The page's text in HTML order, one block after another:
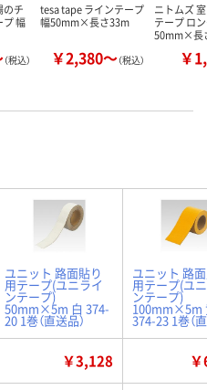
のチ
プ 幅
（税込）
tesa tape ラインテープ
幅50mm×長さ33m
￥2,380～（税込）
ニトムズ
テープ ロ
50mm×
￥
ユニット 路面貼り
用テープ(ユニライ
ンテープ)
50mm×5m 白 374-
20 1巻（直送品）
ユニット 路
用テープ(ユ
ンテープ)
100mm×5m
374-23 1巻（
￥3,128